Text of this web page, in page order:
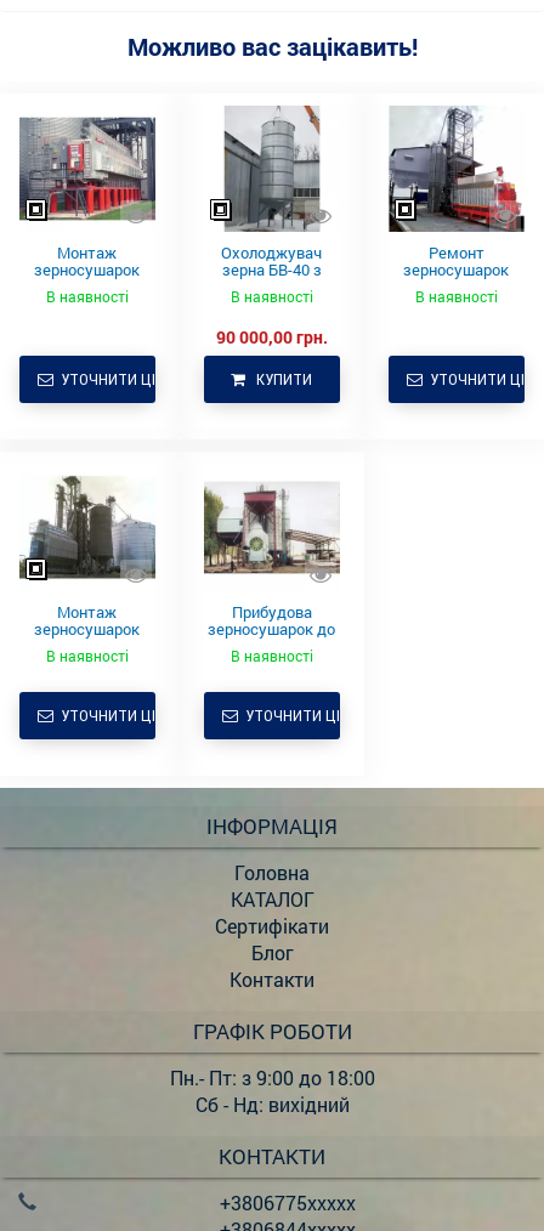
Можливо вас зацікавить!
Монтаж
зерносушарок
Brock
В наявності
УТОЧНИТИ ЦІНУ
Охолоджувач
зерна БВ-40 з
вентилятором
(нові та б/в)
В наявності
90 000,00 грн.
КУПИТИ
Ремонт
зерносушарок
Sukup, Brock,
Delux, Farm Fans
В наявності
УТОЧНИТИ ЦІНУ
Монтаж
зерносушарок
Delux
В наявності
УТОЧНИТИ ЦІНУ
Прибудова
зерносушарок до
існуючих ЗАВ та
КЗС
В наявності
УТОЧНИТИ ЦІНУ
ІНФОРМАЦІЯ
Головна
КАТАЛОГ
Сертифікати
Блог
Контакти
ГРАФІК РОБОТИ
Пн.- Пт: з 9:00 до 18:00
Сб - Нд: вихідний
КОНТАКТИ
+3806775xxxxx